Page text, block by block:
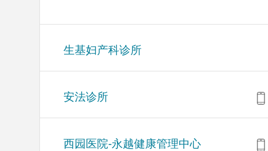
生基妇产科诊所
安法诊所
西园医院-永越健康管理中心